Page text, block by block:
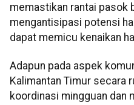
memastikan rantai pasok
mengantisipasi potensi
dapat memicu kenaikan
Adapun pada aspek
Kalimantan Timur secara
koordinasi mingguan dan